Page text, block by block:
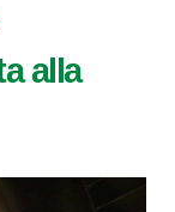
alla